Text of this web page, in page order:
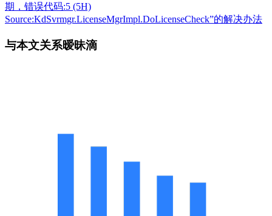
期，错误代码:5 (5H)
Source:KdSvrmgr.LicenseMgrImpl.DoLicenseCheck”的解决办法
与本文关系暧昧滴